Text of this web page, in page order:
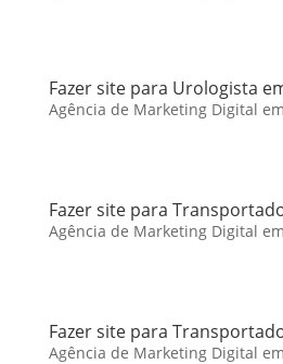
Fazer site para Urologista
Agência de Marketing Digital
Fazer site para
Agência de Marketing Digital
Fazer site para
Agência de Marketing Digital